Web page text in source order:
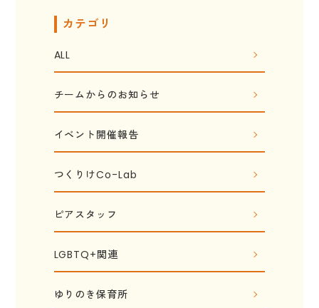
カテゴリ
ALL
チームからのお知らせ
イベント開催報告
つくりけCo-Lab
ピアスタッフ
LGBTQ+関連
ゆりのき保育所